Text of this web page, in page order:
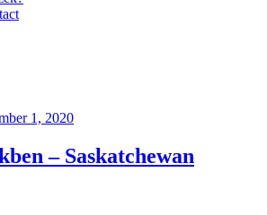
1, 2020
– Saskatchewan